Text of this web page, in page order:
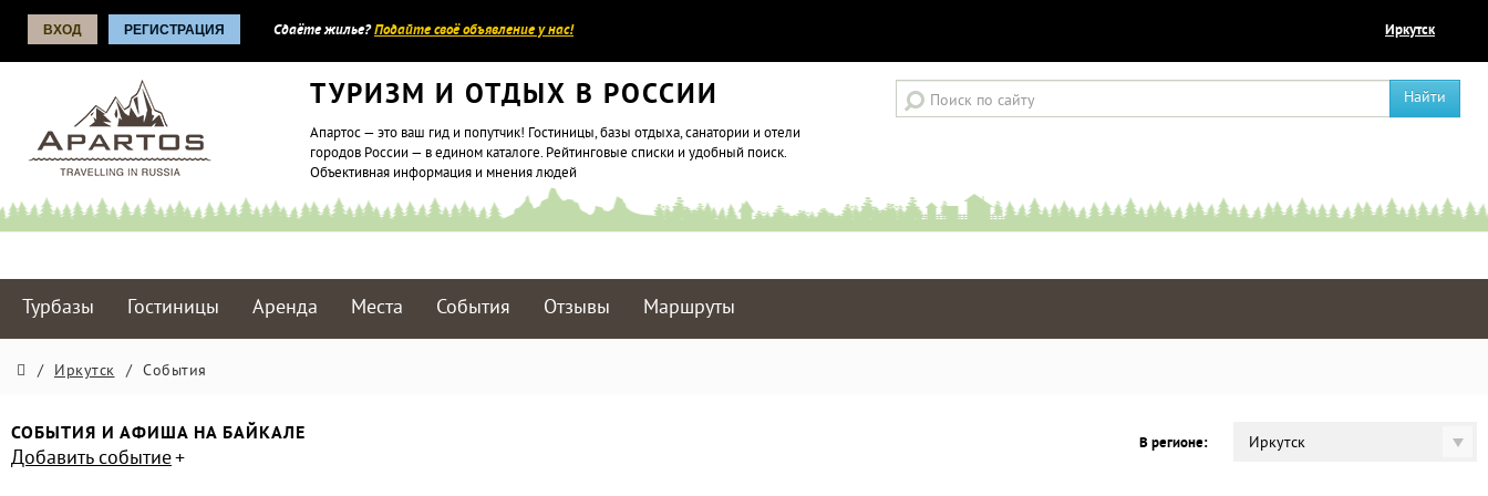
ВХОД РЕГИСТРАЦИЯ Сдаёте жилье?Подайте своё объявление у нас! Иркутск
ТУРИЗМ И ОТДЫХ В РОССИИ
Апартос — это ваш гид и попутчик! Гостиницы, базы отдыха, санатории и отели
городов России — в едином каталоге. Рейтинговые списки и удобный поиск.
Объективная информация и мнения людей
Найти
Турбазы Гостиницы Аренда Места События Отзывы Маршруты
/ Иркутск / События
СОБЫТИЯ И АФИША НА БАЙКАЛЕ
Добавить событие
В регионе: Иркутск